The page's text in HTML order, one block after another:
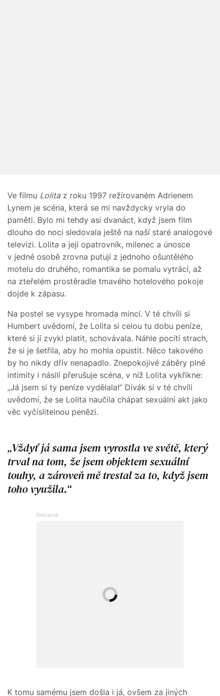
Ve filmu Lolitaz roku 1997 režírovaném Adrienem
Lynem je scéna, která se mi navždycky vryla do
paměti. Bylo mi tehdy asi dvanáct, když jsem film
dlouho do noci sledovala ještě na naší staré analogové
televizi. Lolita a její opatrovník, milenec a únosce
v jedné osobě zrovna putují z jednoho ošuntělého
motelu do druhého, romantika se pomalu vytrácí, až
na zteřelém prostěradle tmavého hotelového pokoje
dojde k zápasu.
Na postel se vysype hromada mincí. V té chvíli si
Humbert uvědomí, že Lolita si celou tu dobu peníze,
které si jí zvykl platit, schovávala. Náhle pocítí strach,
že si je šetřila, aby ho mohla opustit. Něco takového
by ho nikdy dřív nenapadlo. Znepokojivé záběry plné
intimity i násilí přerušuje scéna, v níž Lolita vykřikne:
„Já jsem si ty peníze vydělala!“ Divák si v té chvíli
uvědomí, že se Lolita naučila chápat sexuální akt jako
věc vyčíslitelnou penězi.
Vždyť já sama jsem vyrostla ve světě, který
trval na tom, že jsem objektem sexuální
touhy, a zároveň mě trestal za to, když jsem
toho využila.
K tomu samému jsem došla i já, ovšem za jiných